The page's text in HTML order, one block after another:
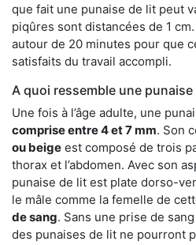
que fait une punaise de lit peut
piqûres sont distancées de 1
autour de 20 minutes pour que
satisfaits du travail accompli.
A quoi ressemble une
Une fois à l’âge adulte, une
comprise entre 4 et 7 mm. Son
ou beige est composé de trois
thorax et l’abdomen. Avec son
punaise de lit est plate dorso-
le mâle comme la femelle de
de sang. Sans une prise de
des punaises de lit ne pourront